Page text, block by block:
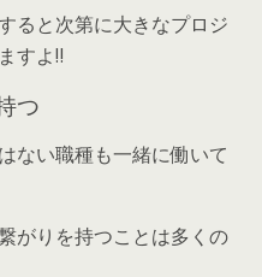
ると次第に大きなプロジ
すよ‼
つ
ない職種も一緒に働いて
がりを持つことは多くの